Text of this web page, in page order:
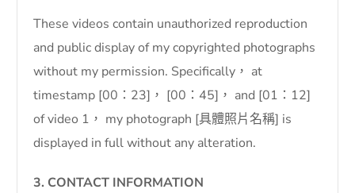
These videos contain unauthorized reproduction
and public display of my copyrighted photographs
without my permission. Specifically， at
timestamp [00：23]， [00：45]， and [01：12]
of video 1， my photograph [具體照片名稱] is
displayed in full without any alteration.
3. CONTACT INFORMATION